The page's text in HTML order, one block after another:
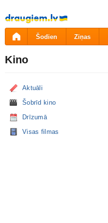
Pāriet
uz
saturu
Šodien Ziņas
Kino
Aktuāli
Šobrīd kino
Drīzumā
Visas filmas